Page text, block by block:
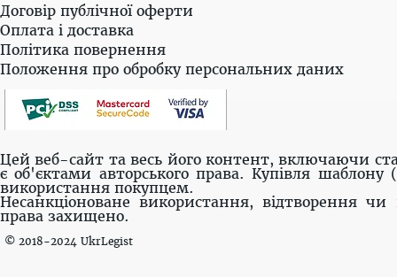
Договір публічної оферти
Оплата і доставка
Політика повернення
Положення про обробку персональних даних
Цей веб-сайт та весь його контент, включаючи
є об'єктами авторського права. Купівля шаблону
використання покупцем.
Несанкціоноване використання, відтворення
права захищено.
© 2018-2024 UkrLegist